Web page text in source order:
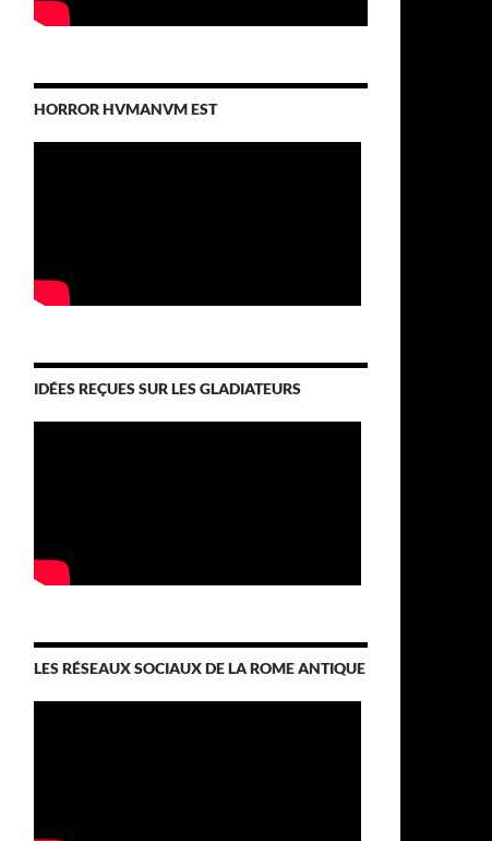
HORROR HVMANVM EST
IDÉES REÇUES SUR LES GLADIATEURS
LES RÉSEAUX SOCIAUX DE LA ROME ANTIQUE